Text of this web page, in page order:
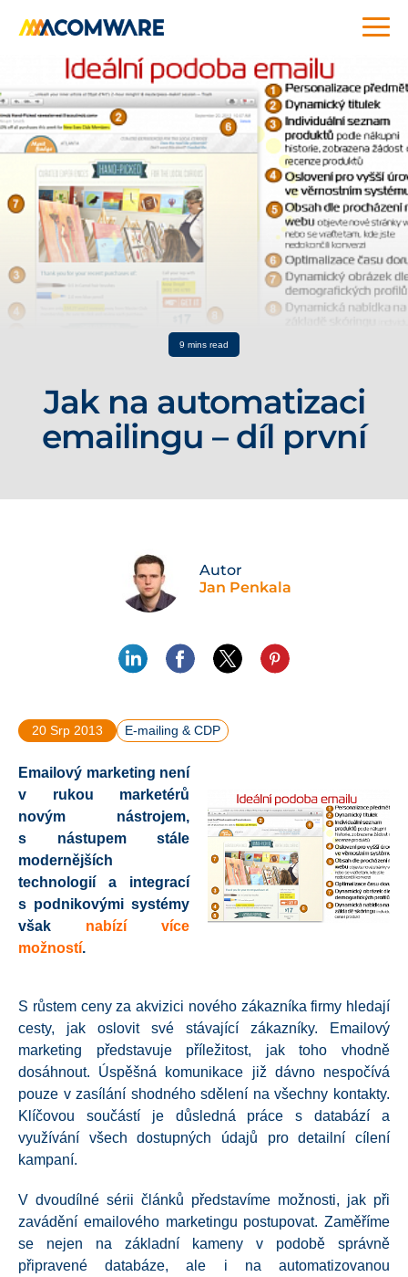
9 mins read
Jak na automatizaci
emailingu – díl první
Autor
Jan Penkala
20 Srp 2013 E-mailing & CDP
Emailový marketing není
v rukou marketérů
novým nástrojem,
s nástupem stále
modernějších
technologií a integrací
s podnikovými systémy
však nabízí více
možností.
S růstem ceny za akvizici nového zákazníka firmy hledají
cesty, jak oslovit své stávající zákazníky. Emailový
marketing představuje příležitost, jak toho vhodně
dosáhnout. Úspěšná komunikace již dávno nespočívá
pouze v zasílání shodného sdělení na všechny kontakty.
Klíčovou součástí je důsledná práce s databází a
využívání všech dostupných údajů pro detailní cílení
kampaní.
V dvoudílné sérii článků představíme možnosti, jak při
zavádění emailového marketingu postupovat. Zaměříme
se nejen na základní kameny v podobě správně
připravené databáze, ale i na automatizovanou